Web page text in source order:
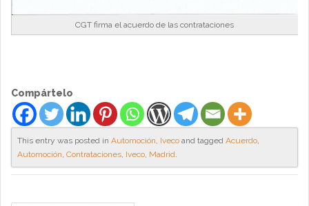
CGT firma el acuerdo de las contrataciones
Compártelo
This entry was posted in Automoción Iveco and tagged Acuerdo
Automoción Contrataciones Iveco Madrid